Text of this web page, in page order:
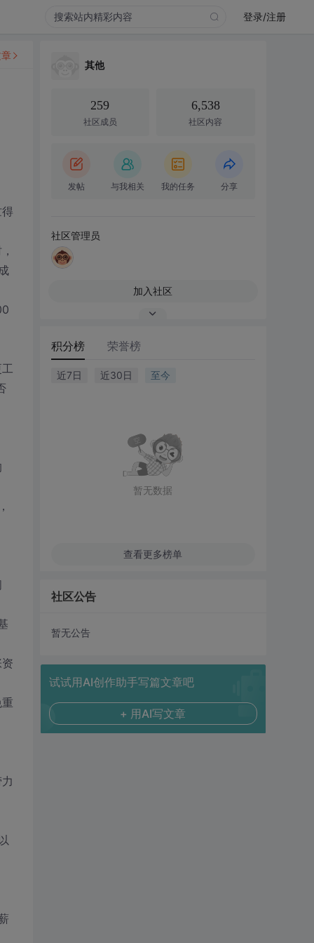
登录/注册
其他
259
社区成员
6,538
社区内容
发帖 与我相关 我的任务 分享
社区管理员
加入社区
积分榜 荣誉榜
近7日 近30日 至今
暂无数据
查看更多榜单
社区公告
暂无公告
试试用AI创作助手写篇文章吧
+ 用AI写文章